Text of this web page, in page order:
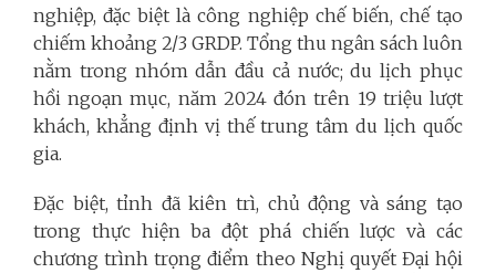
nghiệp, đặc biệt là công nghiệp chế biến, chế tạo
chiếm khoảng 2/3 GRDP. Tổng thu ngân sách luôn
nằm trong nhóm dẫn đầu cả nước; du lịch phục
hồi ngoạn mục, năm 2024 đón trên 19 triệu lượt
khách, khẳng định vị thế trung tâm du lịch quốc
gia.
Đặc biệt, tỉnh đã kiên trì, chủ động và sáng tạo
trong thực hiện ba đột phá chiến lược và các
chương trình trọng điểm theo Nghị quyết Đại hội